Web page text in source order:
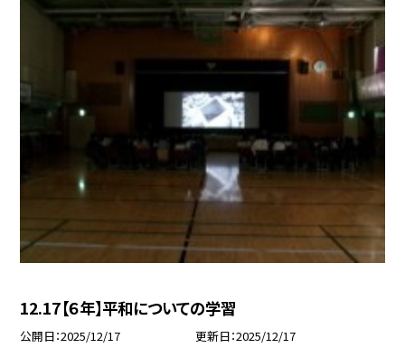
12.17【６年】平和についての学習
公開日 2025/12/17 更新日 2025/12/17